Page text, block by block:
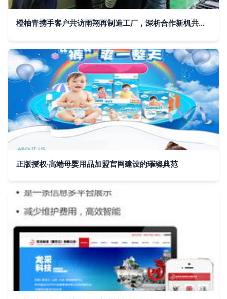
橙柚青携手客户共访雨翔再制造工厂，深析合作新机共绘发展蓝图
正版授权·高端母婴用品加盟官网建设的璀璨典范